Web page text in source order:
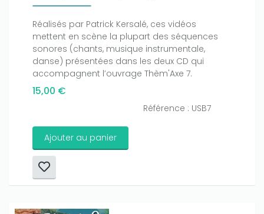
Réalisés par Patrick Kersalé, ces vidéos
mettent en scène la plupart des séquences
sonores (chants, musique instrumentale,
danse) présentées dans les deux CD qui
accompagnent l’ouvrage Thèm'Axe 7.
15,00 €
Référence : USB7
Ajouter au panier